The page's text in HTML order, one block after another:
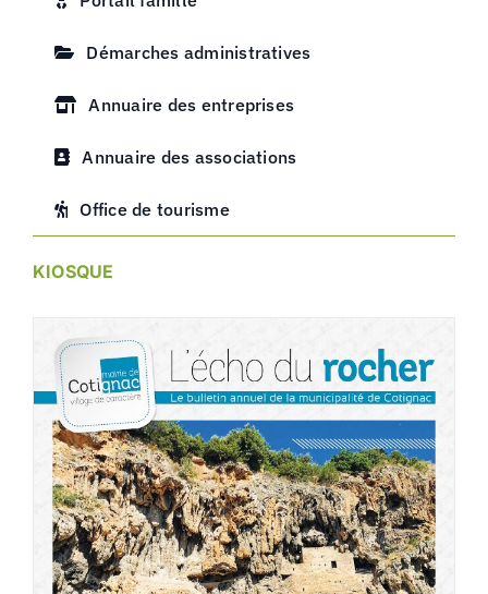
Démarches administratives
Annuaire des entreprises
Annuaire des associations
Office de tourisme
KIOSQUE